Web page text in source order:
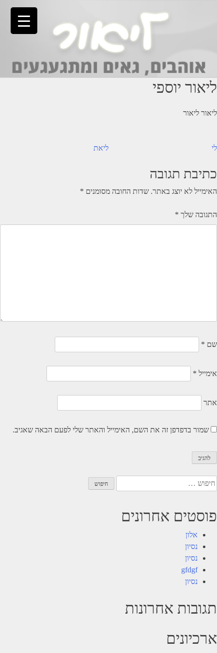
ליאור יוספי
ליאור ליאור
ניווט ליאת לי
כתיבת תגובה
האימייל לא יוצג באתר. שדות החובה מסומנים *
התגובה שלך *
שם *
אימייל *
אתר
שמור בדפדפן זה את השם, האימייל והאתר שלי לפעם הבאה שאגיב.
חיפוש:
פוסטים אחרונים
אלון
נסיון
נסיון
gfdgf
נסיון
תגובות אחרונות
ארכיונים